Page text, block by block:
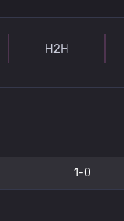
Н2Н
1-0